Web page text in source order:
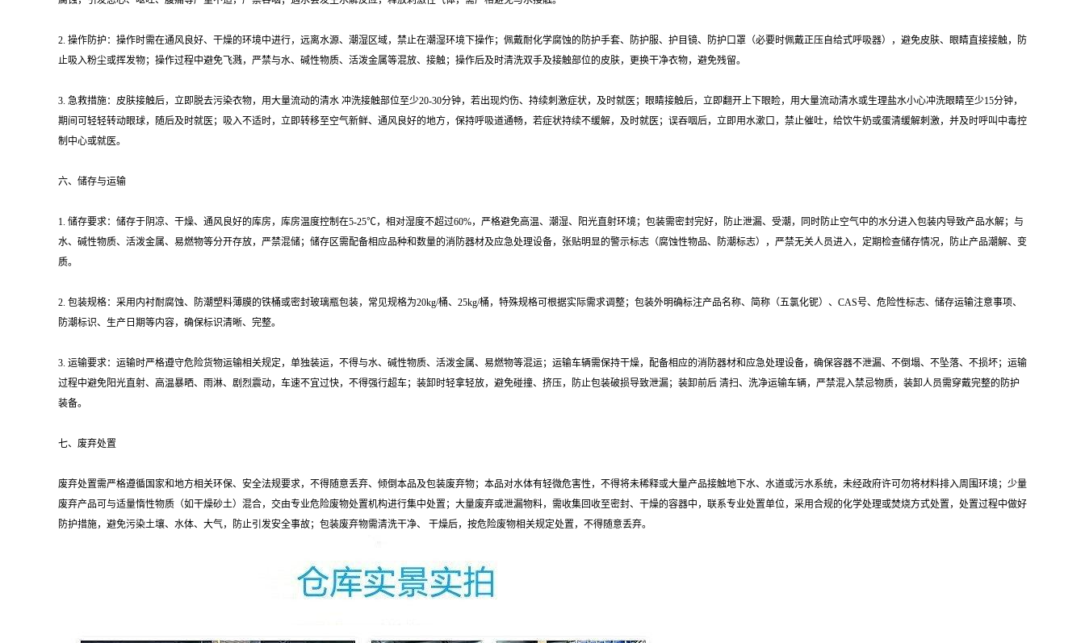
2. 操作防护：操作时需在通风良好、干燥的环境中进行，远离水源、潮湿区域，禁止在潮湿环境下操作；佩戴耐化学腐蚀的防护手套、防护服、护目镜、防护口罩（必要时佩戴正压自给式呼吸器），避免皮肤、眼睛直接接触，防
止吸入粉尘或挥发物；操作过程中避免飞溅，严禁与水、碱性物质、活泼金属等混放、接触；操作后及时清洗双手及接触部位的皮肤，更换干净衣物，避免残留。
3. 急救措施：皮肤接触后，立即脱去污染衣物，用大量流动的清水 冲洗接触部位至少20-30分钟，若出现灼伤、持续刺激症状，及时就医；眼睛接触后，立即翻开上下眼睑，用大量流动清水或生理盐水小心冲洗眼睛至少15分钟，
期间可轻轻转动眼球，随后及时就医；吸入不适时，立即转移至空气新鲜、通风良好的地方，保持呼吸道通畅，若症状持续不缓解，及时就医；误吞咽后，立即用水漱口，禁止催吐，给饮牛奶或蛋清缓解刺激，并及时呼叫中毒控
制中心或就医。
六、储存与运输
1. 储存要求：储存于阴凉、干燥、通风良好的库房，库房温度控制在5-25℃，相对湿度不超过60%，严格避免高温、潮湿、阳光直射环境；包装需密封完好，防止泄漏、受潮，同时防止空气中的水分进入包装内导致产品水解；与
水、碱性物质、活泼金属、易燃物等分开存放，严禁混储；储存区需配备相应品种和数量的消防器材及应急处理设备，张贴明显的警示标志（腐蚀性物品、防潮标志），严禁无关人员进入，定期检查储存情况，防止产品潮解、变
质。
2. 包装规格：采用内衬耐腐蚀、防潮塑料薄膜的铁桶或密封玻璃瓶包装，常见规格为20kg/桶、25kg/桶，特殊规格可根据实际需求调整；包装外明确标注产品名称、简称（五氯化铌）、CAS号、危险性标志、储存运输注意事项、
防潮标识、生产日期等内容，确保标识清晰、完整。
3. 运输要求：运输时严格遵守危险货物运输相关规定，单独装运，不得与水、碱性物质、活泼金属、易燃物等混运；运输车辆需保持干燥，配备相应的消防器材和应急处理设备，确保容器不泄漏、不倒塌、不坠落、不损坏；运输
过程中避免阳光直射、高温暴晒、雨淋、剧烈震动，车速不宜过快，不得强行超车；装卸时轻拿轻放，避免碰撞、挤压，防止包装破损导致泄漏；装卸前后 清扫、洗净运输车辆，严禁混入禁忌物质，装卸人员需穿戴完整的防护
装备。
七、废弃处置
废弃处置需严格遵循国家和地方相关环保、安全法规要求，不得随意丢弃、倾倒本品及包装废弃物；本品对水体有轻微危害性，不得将未稀释或大量产品接触地下水、水道或污水系统，未经政府许可勿将材料排入周围环境；少量
废弃产品可与适量惰性物质（如干燥砂土）混合，交由专业危险废物处置机构进行集中处置；大量废弃或泄漏物料，需收集回收至密封、干燥的容器中，联系专业处置单位，采用合规的化学处理或焚烧方式处置，处置过程中做好
防护措施，避免污染土壤、水体、大气，防止引发安全事故；包装废弃物需清洗干净、 干燥后，按危险废物相关规定处置，不得随意丢弃。